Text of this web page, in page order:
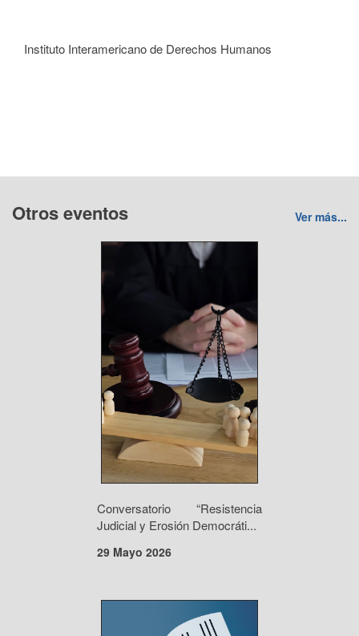
Instituto Interamericano de Derechos Humanos
Otros eventos Ver más...
Conversatorio “Resistencia
Judicial y Erosión Democráti...
29 Mayo 2026